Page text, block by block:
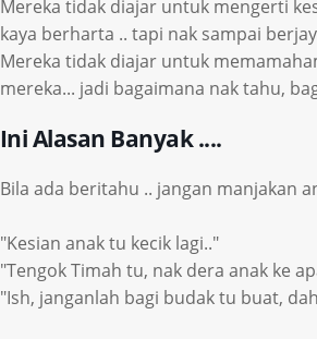
Mereka tidak diajar untuk mengerti
kaya berharta .. tapi nak sampai
Mereka tidak diajar untuk
mereka... jadi bagaimana nak tahu,
Ini Alasan Banyak ....
Bila ada beritahu .. jangan manjakan
"Kesian anak tu kecik lagi.."
"Tengok Timah tu, nak dera anak ke
"Ish, janganlah bagi budak tu buat,